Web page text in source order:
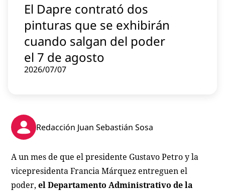
Instagram
El Dapre contrató dos
pinturas que se exhibirán
cuando salgan del poder
el 7 de agosto
2026/07/07
Redacción Juan Sebastián Sosa
A un mes de que el presidente Gustavo Petro y la
vicepresidenta Francia Márquez entreguen el
poder,el Departamento Administrativo de la